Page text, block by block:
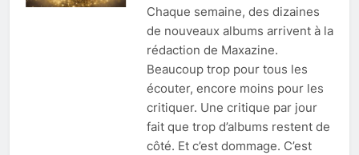
Chaque semaine, des dizaines
de nouveaux albums arrivent à la
rédaction de Maxazine.
Beaucoup trop pour tous les
écouter, encore moins pour les
critiquer. Une critique par jour
fait que trop d’albums restent de
côté. Et c’est dommage. C’est